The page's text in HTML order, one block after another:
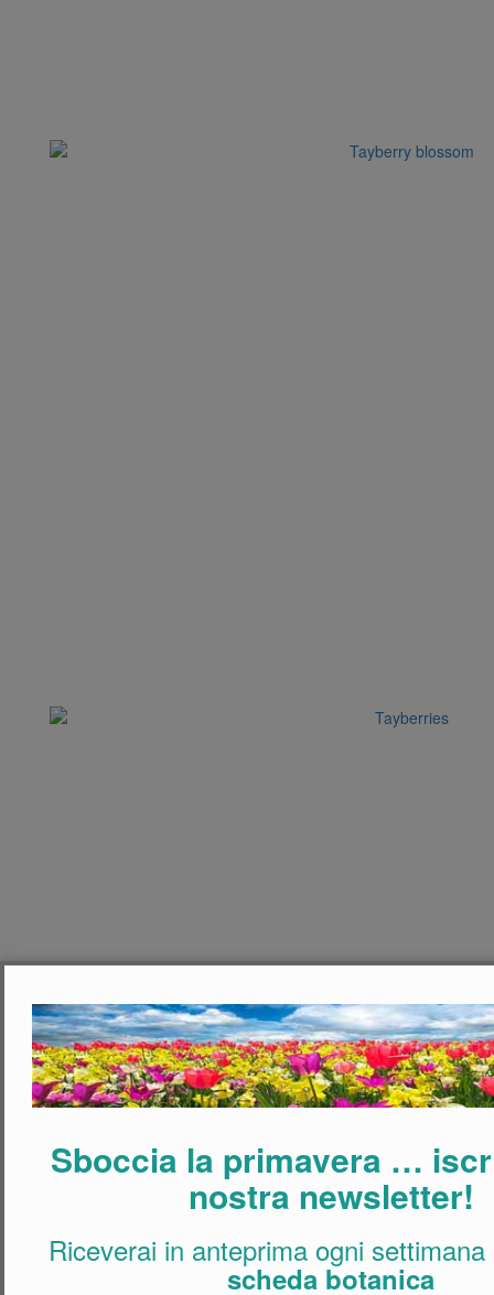
Sboccia la primavera …
nostra newsletter!
Riceverai in anteprima ogni
scheda botanica